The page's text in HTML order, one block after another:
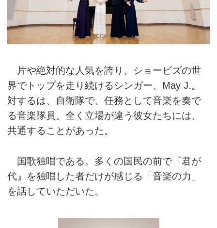
片や絶対的な人気を誇り、ショービズの世
界でトップを走り続けるシンガー、May J.。
対するは、自衛隊で、任務として音楽を奏で
る音楽隊員。全く立場が違う彼女たちには、
共通することがあった。
国歌独唱である。多くの国民の前で『君が
代』を独唱した者だけが感じる「音楽の力」
を話していただいた。